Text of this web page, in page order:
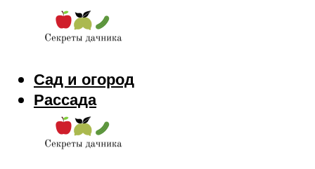
Сад и огород
Рассада
Цветы
Заготовки